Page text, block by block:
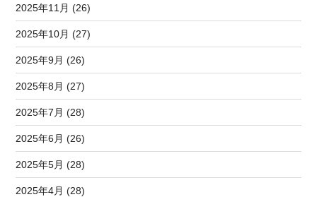
2025年11月 (26)
2025年10月 (27)
2025年9月 (26)
2025年8月 (27)
2025年7月 (28)
2025年6月 (26)
2025年5月 (28)
2025年4月 (28)